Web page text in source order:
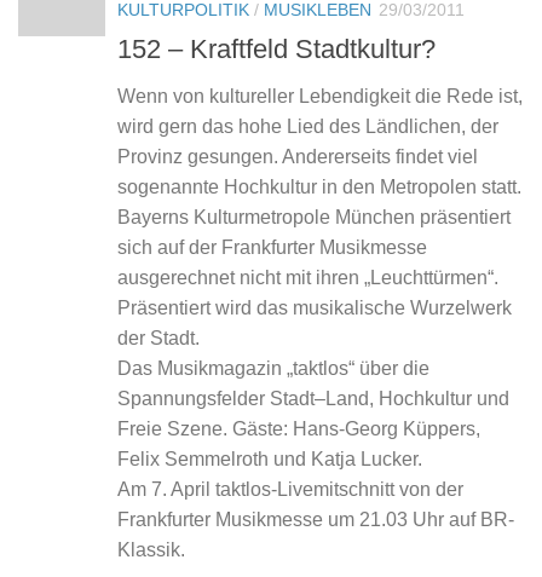
KULTURPOLITIK / MUSIKLEBEN 29/03/2011
152 – Kraftfeld Stadtkultur?
Wenn von kultureller Lebendigkeit die Rede ist,
wird gern das hohe Lied des Ländlichen, der
Provinz gesungen. Andererseits findet viel
sogenannte Hochkultur in den Metropolen statt.
­Bayerns Kulturmetropole München präsentiert
sich auf der Frankfurter Musikmesse
ausgerechnet nicht mit ihren „Leuchttürmen“.
Präsentiert wird das musikalische Wurzelwerk
der Stadt.
Das Musikmagazin „taktlos“ über die
Spannungsfelder Stadt–Land, Hochkultur und
Freie Szene. Gäste: Hans-Georg ­Küppers,
Felix Semmelroth und Katja ­Lucker.
Am 7. April taktlos-Livemitschnitt von der
Frankfurter Musikmesse um 21.03 Uhr auf BR-
Klassik.